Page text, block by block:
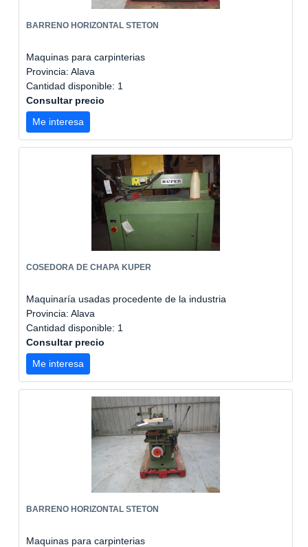
BARRENO HORIZONTAL STETON
Maquinas para carpinterias
Provincia: Alava
Cantidad disponible: 1
Consultar precio
Me interesa
COSEDORA DE CHAPA KUPER
Maquinaría usadas procedente de la industria
Provincia: Alava
Cantidad disponible: 1
Consultar precio
Me interesa
BARRENO HORIZONTAL STETON
Maquinas para carpinterias